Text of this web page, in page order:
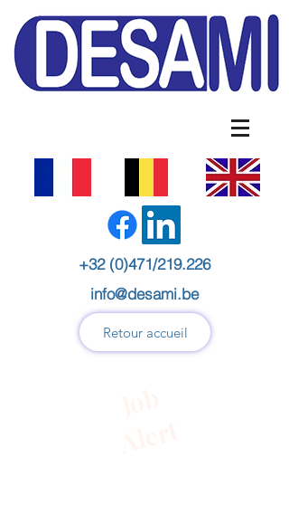
+32 (0)471/219.226
info@desami.be
Retour accueil